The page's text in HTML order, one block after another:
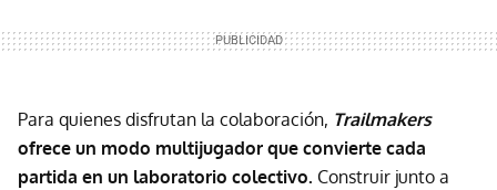
Para quienes disfrutan la colaboración, Trailmakers
ofrece un modo multijugador que convierte cada
partida en un laboratorio colectivo. Construir junto a